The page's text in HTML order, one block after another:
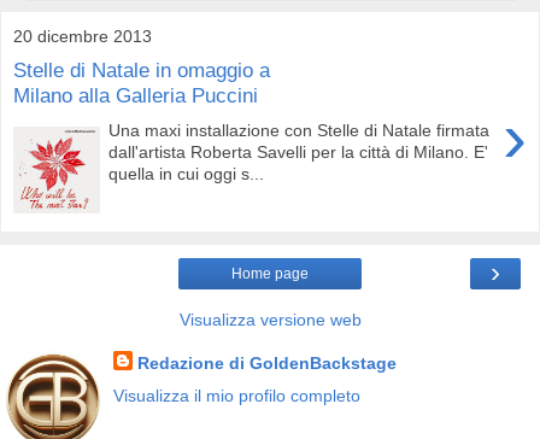
20 dicembre 2013
Stelle di Natale in omaggio a
Milano alla Galleria Puccini
›
Una maxi installazione con Stelle di Natale firmata
dall'artista Roberta Savelli per la città di Milano. E'
quella in cui oggi s...
›
Home page
Visualizza versione web
Redazione di GoldenBackstage
Visualizza il mio profilo completo